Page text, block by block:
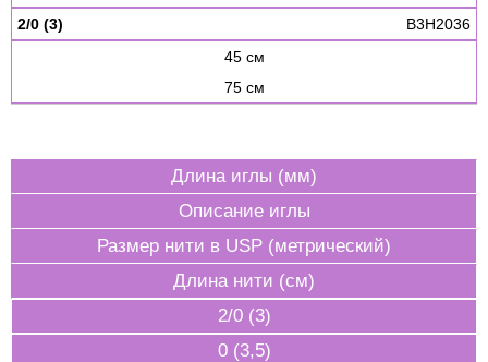
2/0 (3)
B3H2036
45 см
75 см
Длина иглы (мм)
Описание иглы
Размер нити в USP (метрический)
Длина нити (см)
2/0 (3)
0 (3,5)